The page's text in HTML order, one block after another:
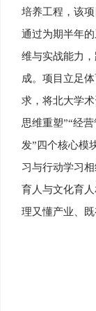
培养工程，该
通过为期半年
维与实战能力
成。项目立足
求，将北大学
思维重塑”“经
发”四个核心模
习与行动学习
育人与文化育
理又懂产业、